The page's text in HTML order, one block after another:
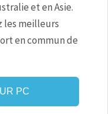
et en Asie.
les meilleurs
en commun de
PC